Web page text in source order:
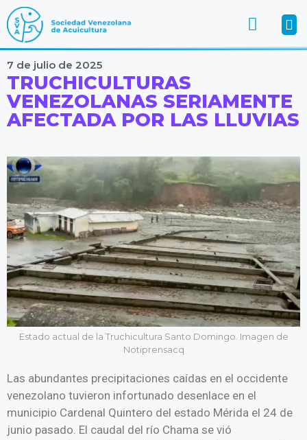
7 de julio de 2025
TRUCHICULTURAS
VENEZOLANAS SERIAMENTE
AFECTADA POR LAS LLUVIAS
Estado actual de la Truchicultura Santo Domingo. Imagen de
Notiprensacq
Las abundantes precipitaciones caídas en el occidente
venezolano tuvieron infortunado desenlace en el
municipio Cardenal Quintero del estado Mérida el 24 de
junio pasado. El caudal del río Chama se vió